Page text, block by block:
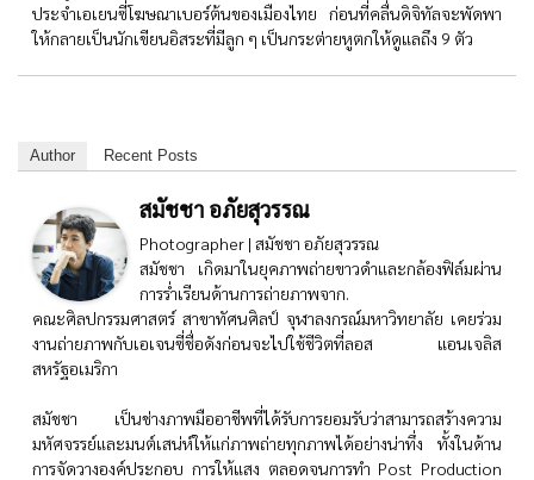
ประจำเอเยนซี่โฆษณาเบอร์ต้นของเมืองไทย ก่อนที่คลื่นดิจิทัลจะพัดพา
ให้กลายเป็นนักเขียนอิสระที่มีลูก ๆ เป็นกระต่ายหูตกให้ดูแลถึง 9 ตัว
Author Recent Posts
สมัชชา อภัยสุวรรณ
Photographer | สมัชชา อภัยสุวรรณ
สมัชชา เกิดมาในยุคภาพถ่ายขาวดำและกล้องฟิล์มผ่าน
การร่ำเรียนด้านการถ่ายภาพจาก.
คณะศิลปกรรมศาสตร์ สาขาทัศนศิลป์ จุฬาลงกรณ์มหาวิทยาลัย เคยร่วม
งานถ่ายภาพกับเอเจนซี่ชื่อดังก่อนจะไปใช้ชีวิตที่ลอส แอนเจลิส
สหรัฐอเมริกา
สมัชชา เป็นช่างภาพมืออาชีพที่ได้รับการยอมรับว่าสามารถสร้างความ
มหัศจรรย์และมนต์เสน่ห์ให้แก่ภาพถ่ายทุกภาพได้อย่างน่าทึ่ง ทั้งในด้าน
การจัดวางองค์ประกอบ การให้แสง ตลอดจนการทำ Post Production